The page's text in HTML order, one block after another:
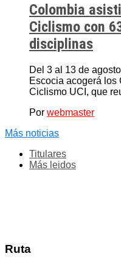
Colombia
Ciclismo con
disciplinas
Del 3 al 13 de
Escocia acogerá los
Ciclismo UCI, que
Por webmaster
Más noticias
Titulares
Más leidos
Ruta